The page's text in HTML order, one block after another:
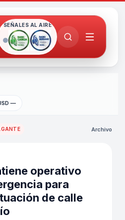
SEÑALES AL AIRE
—
Archivo
operativo
para
de calle